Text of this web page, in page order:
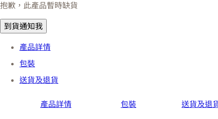
抱歉，此產品暫時缺貨
到貨通知我
產品詳情
包裝
送貨及退貨
產品詳情 包裝 送貨及退